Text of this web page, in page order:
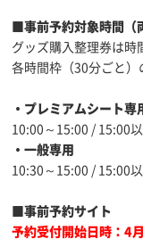
■事前予約対象時間（
グッズ購入整理券は時
各時間枠（30分ごと）
・プレミアムシート専
10:00～15:00 / 15:00
・一般専用
10:30～15:00 / 15:00
■事前予約サイト
予約受付開始日時：4